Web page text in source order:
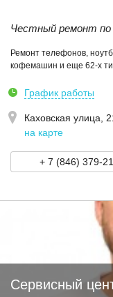
Честный ремонт по
Ремонт телефонов,
кофемашин и еще 62-х
График работы
Каховская улица,
на карте
+ 7 (846) 379-
Сервисный